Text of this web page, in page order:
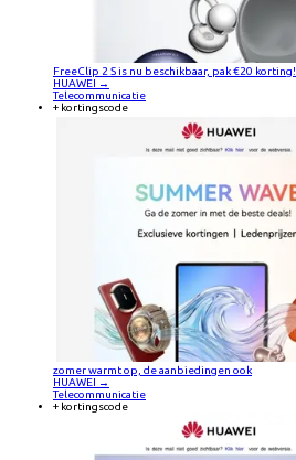
FreeClip 2 S is nu beschikbaar, pak €20 korting!
HUAWEI →
Telecommunicatie
+ kortingscode
zomer warmt op, de aanbiedingen ook
HUAWEI →
Telecommunicatie
+ kortingscode